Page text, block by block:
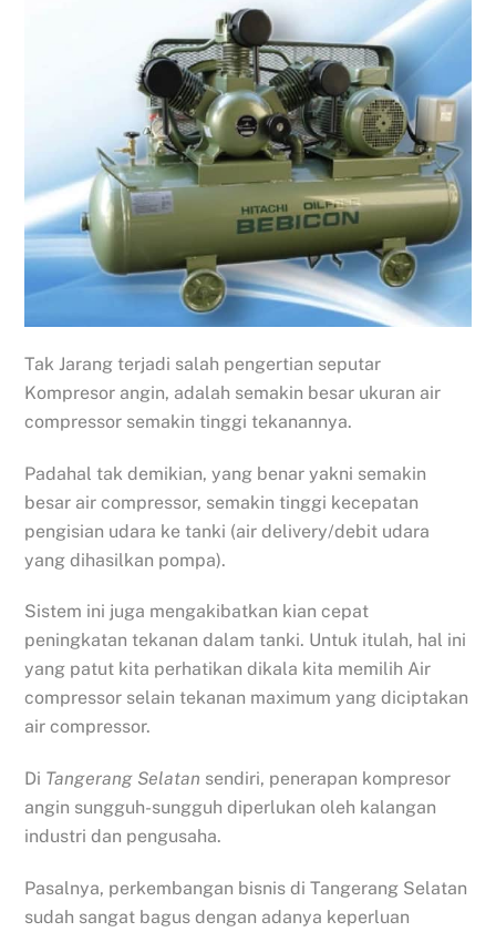
Tak Jarang terjadi salah pengertian seputar
Kompresor angin, adalah semakin besar ukuran air
compressor semakin tinggi tekanannya.
Padahal tak demikian, yang benar yakni semakin
besar air compressor, semakin tinggi kecepatan
pengisian udara ke tanki (air delivery/debit udara
yang dihasilkan pompa).
Sistem ini juga mengakibatkan kian cepat
peningkatan tekanan dalam tanki. Untuk itulah, hal ini
yang patut kita perhatikan dikala kita memilih Air
compressor selain tekanan maximum yang diciptakan
air compressor.
Di Tangerang Selatan sendiri, penerapan kompresor
angin sungguh-sungguh diperlukan oleh kalangan
industri dan pengusaha.
Pasalnya, perkembangan bisnis di Tangerang Selatan
sudah sangat bagus dengan adanya keperluan